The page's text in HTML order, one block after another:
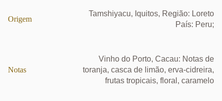
Origem
Tamshiyacu, Iquitos, Região: Loreto
País: Peru;
Notas
Vinho do Porto, Cacau: Notas de
toranja, casca de limão, erva-cidreira,
frutas tropicais, floral, caramelo